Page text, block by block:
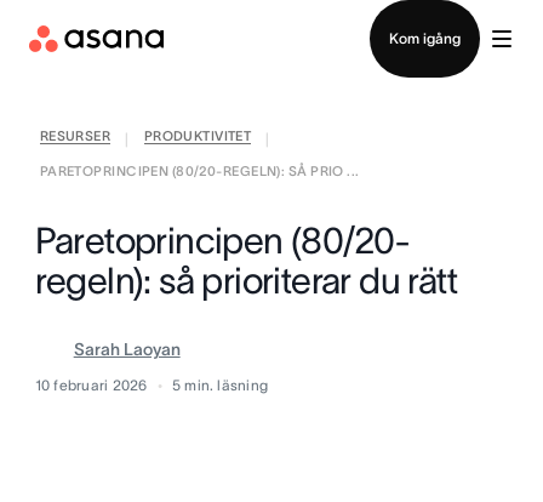
Kom igång
RESURSER PRODUKTIVITET
PARETOPRINCIPEN (80/20-REGELN): SÅ PRIO ...
Paretoprincipen (80/20-
regeln): så prioriterar du rätt
Sarah Laoyan
10 februari 2026 5 min. läsning